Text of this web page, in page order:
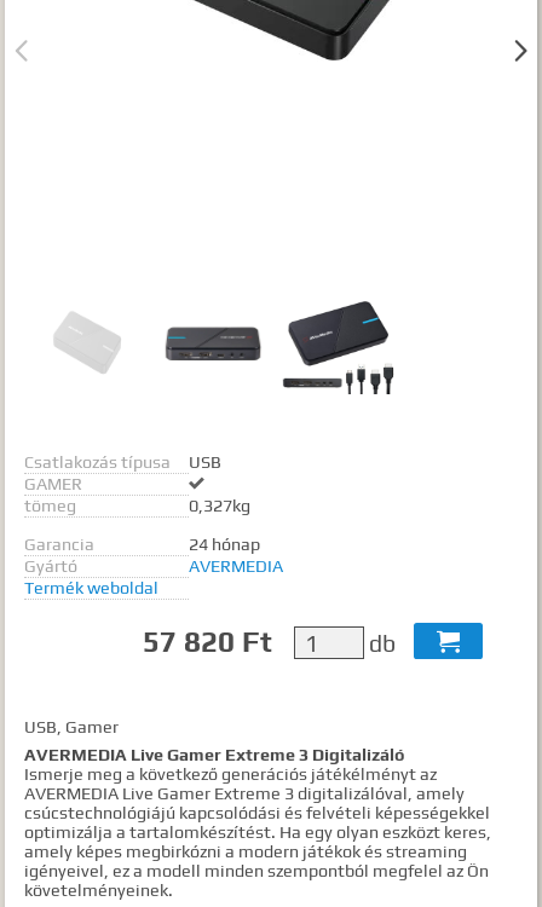
Pontos egyezéshez mindkét esetben használhatja az idézőjeleket:
"szó1 szó2 szó..."
 
Csatlakozás típusa
USB
GAMER

tömeg
0,327kg
Garancia
24 hónap
Gyártó
AVERMEDIA
Termék weboldal
57 820 Ft db 
USB, Gamer
AVERMEDIA Live Gamer Extreme 3 Digitalizáló
Ismerje meg a következő generációs játékélményt az
AVERMEDIA Live Gamer Extreme 3 digitalizálóval, amely
csúcstechnológiájú kapcsolódási és felvételi képességekkel
optimizálja a tartalomkészítést. Ha egy olyan eszközt keres,
amely képes megbirkózni a modern játékok és streaming
igényeivel, ez a modell minden szempontból megfelel az Ön
követelményeinek.